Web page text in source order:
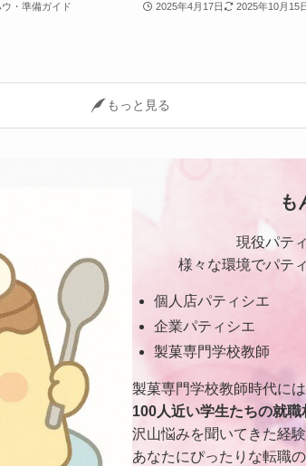
・準備ガイド 2025年4月17日 2025年10月15
もっと見る
も
現役パテ
様々な環境でパテ
個人店パティシエ
企業パティシエ
製菓専門学校教師
製菓専門学校教師時代に
100人近い学生たちの就職
沢山悩みを聞いてきた経験
あなたにぴったりな転職